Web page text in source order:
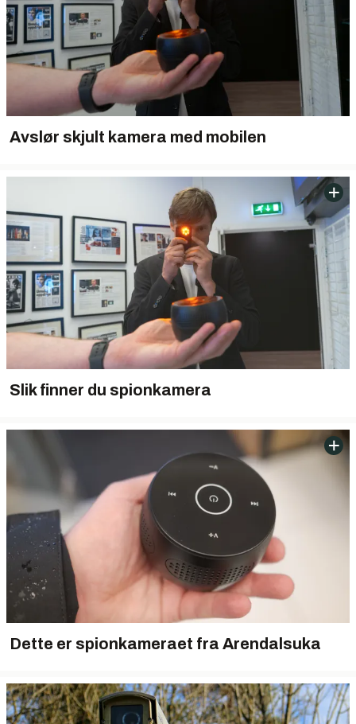
Avslør skjult kamera med mobilen
Slik finner du spionkamera
Dette er spionkameraet fra Arendalsuka